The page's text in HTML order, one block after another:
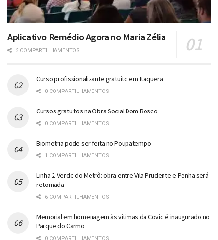
Aplicativo Remédio Agora no Maria Zélia
2 COMPARTILHAMENTOS
Curso profissionalizante gratuito em Itaquera
0 COMPARTILHAMENTOS
Cursos gratuitos na Obra Social Dom Bosco
0 COMPARTILHAMENTOS
Biometria pode ser feita no Poupatempo
1 COMPARTILHAMENTOS
Linha 2-Verde do Metrô: obra entre Vila Prudente e Penha será
retomada
6 COMPARTILHAMENTOS
Memorial em homenagem às vítimas da Covid é inaugurado no
Parque do Carmo
0 COMPARTILHAMENTOS